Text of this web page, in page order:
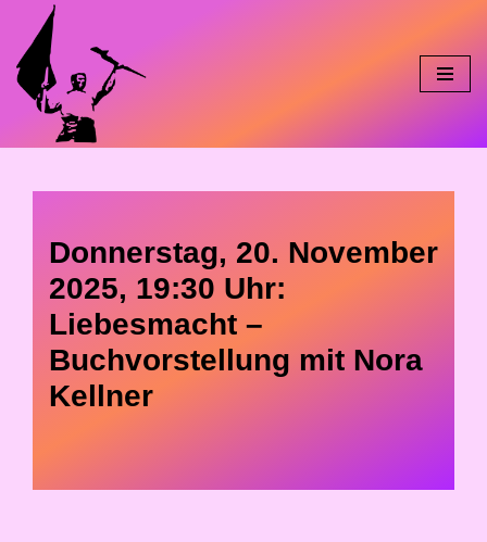
Skip
to
content
Donnerstag, 20. November
2025, 19:30 Uhr:
Liebesmacht –
Buchvorstellung mit Nora
Kellner